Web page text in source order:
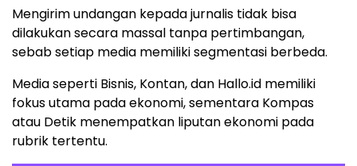
Mengirim undangan kepada jurnalis tidak bisa
dilakukan secara massal tanpa pertimbangan,
sebab setiap media memiliki segmentasi berbeda.
Media seperti Bisnis, Kontan, dan Hallo.id memiliki
fokus utama pada ekonomi, sementara Kompas
atau Detik menempatkan liputan ekonomi pada
rubrik tertentu.